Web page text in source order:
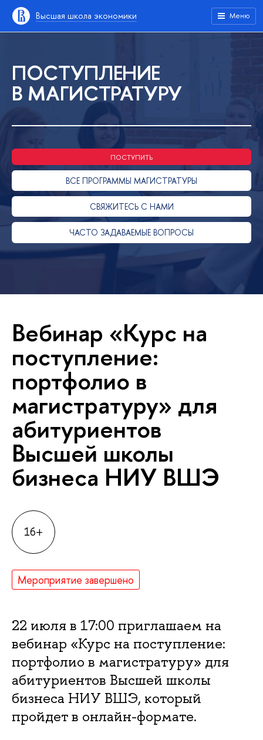
Высшая школа экономики Меню
ПОСТУПЛЕНИЕ
В МАГИСТРАТУРУ
ПОСТУПИТЬ
ВСЕ ПРОГРАММЫ МАГИСТРАТУРЫ
СВЯЖИТЕСЬ С НАМИ
ЧАСТО ЗАДАВАЕМЫЕ ВОПРОСЫ
Вебинар «Курс на
поступление:
портфолио в
магистратуру» для
абитуриентов
Высшей школы
бизнеса НИУ ВШЭ
16+
Мероприятие завершено
22 июля в 17:00 приглашаем на
вебинар «Курс на поступление:
портфолио в магистратуру» для
абитуриентов Высшей школы
бизнеса НИУ ВШЭ, который
пройдет в онлайн-формате.